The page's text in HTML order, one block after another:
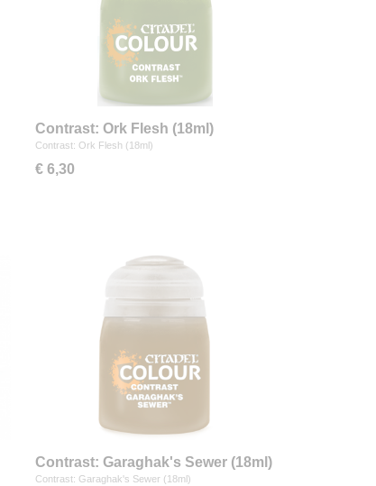
Contrast: Ork Flesh (18ml)
Contrast: Ork Flesh (18ml)
€ 6,30
Contrast: Garaghak's Sewer (18ml)
Contrast: Garaghak's Sewer (18ml)